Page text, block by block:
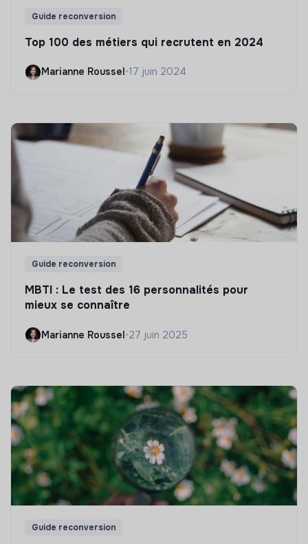
Guide reconversion
Top 100 des métiers qui recrutent en 2024
Marianne Roussel •17 juin 2024
Guide reconversion
MBTI : Le test des 16 personnalités pour
mieux se connaître
Marianne Roussel•27 juin 2025
Guide reconversion